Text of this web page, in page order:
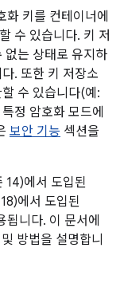
키를 컨테이너에
수 있습니다. 키 저
없는 상태로 유지하
. 또한 키 저장소
수 있습니다(예:
정 암호화 모드에
보안 기능 섹션을
14)에서 도입된
에서 도입된
니다. 이 문서에
방법을 설명합니